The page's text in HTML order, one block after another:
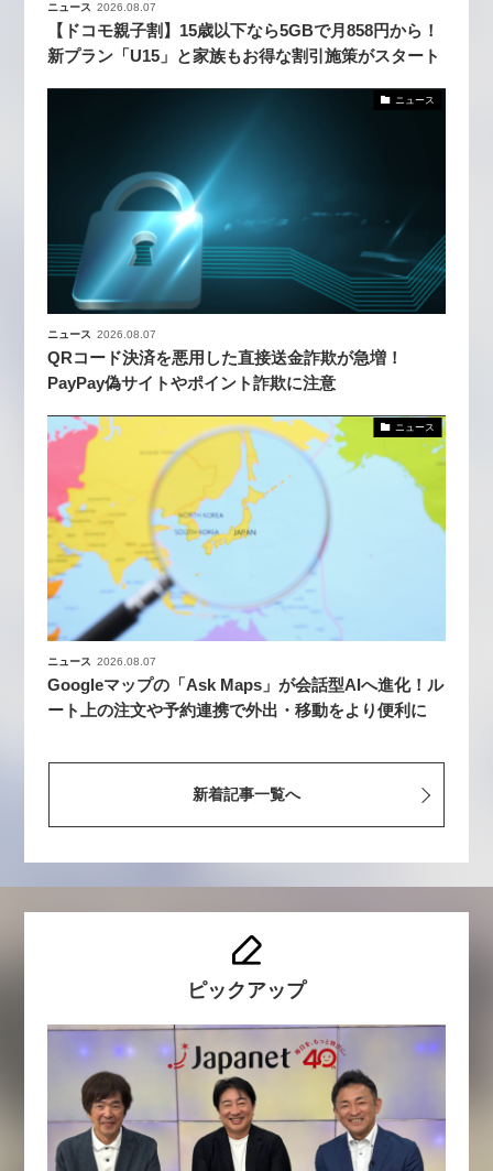
ニュース 2026.08.07
【ドコモ親子割】15歳以下なら5GBで月858円から！
新プラン「U15」と家族もお得な割引施策がスタート
ニュース
ニュース 2026.08.07
QRコード決済を悪用した直接送金詐欺が急増！
PayPay偽サイトやポイント詐欺に注意
ニュース
ニュース 2026.08.07
Googleマップの「Ask Maps」が会話型AIへ進化！ル
ート上の注文や予約連携で外出・移動をより便利に
新着記事一覧へ
ピックアップ